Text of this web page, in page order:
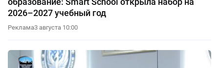
2026–2027 учебный год
Реклама3 августа 10:00